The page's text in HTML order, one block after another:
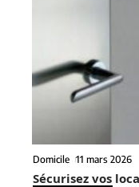
Domicile 11 mars 2026
Sécurisez vos